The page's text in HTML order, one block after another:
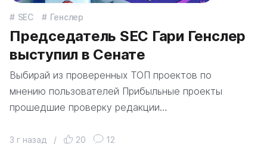
SEC Генслер
Председатель SEC Гари Генслер
выступил в Сенате
Выбирай из проверенных ТОП проектов по
мнению пользователей Прибыльные проекты
прошедшие проверку редакции…
3 г назад / 20 12